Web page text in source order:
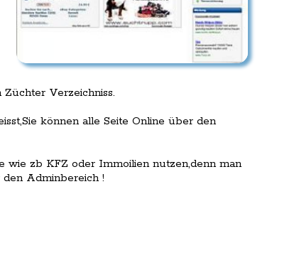
Verzeichniss.
können alle Seite Online über den
wie zb KFZ oder Immoilien nutzen,denn man
Adminbereich !